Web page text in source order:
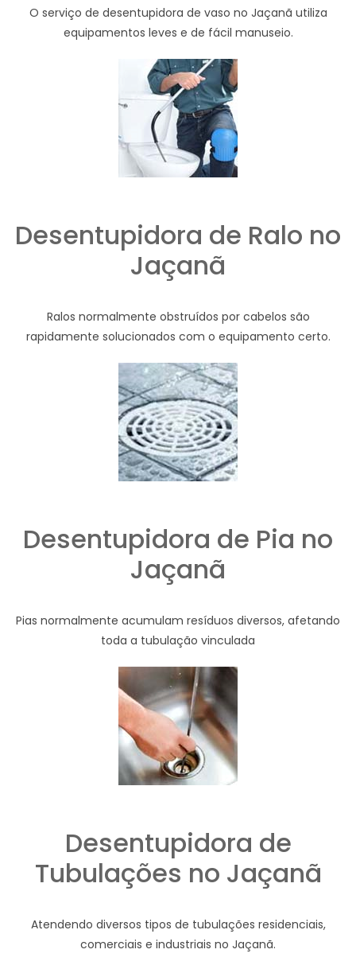
O serviço de desentupidora de vaso no Jaçanã utiliza
equipamentos leves e de fácil manuseio.
Desentupidora de Ralo no
Jaçanã
Ralos normalmente obstruídos por cabelos são
rapidamente solucionados com o equipamento certo.
Desentupidora de Pia no
Jaçanã
Pias normalmente acumulam resíduos diversos, afetando
toda a tubulação vinculada
Desentupidora de
Tubulações no Jaçanã
Atendendo diversos tipos de tubulações residenciais,
comerciais e industriais no Jaçanã.